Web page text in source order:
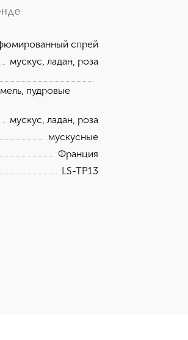
спрей
мускус, ладан, роза
пудровые
мускус, ладан, роза
мускусные
Франция
LS-TP13